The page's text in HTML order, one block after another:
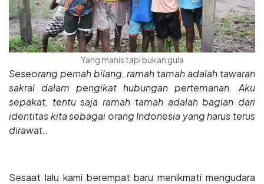
Yang manis tapi bukan gula
Seseorang pernah bilang, ramah tamah adalah tawaran
sakral dalam pengikat hubungan pertemanan. Aku
sepakat, tentu saja ramah tamah adalah bagian dari
identitas kita sebagai orang Indonesia yang harus terus
dirawat..
Sesaat lalu kami berempat baru menikmati mengudara